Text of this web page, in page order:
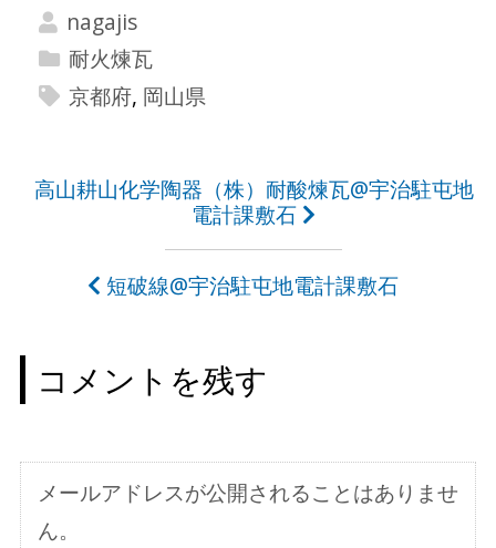
nagajis
耐火煉瓦
京都府, 岡山県
投
ゲ
ー
ョ
ン
高山耕山化学陶器（株）耐酸煉瓦@宇治駐屯地
電計課敷石
短破線@宇治駐屯地電計課敷石
コメントを残す
メールアドレスが公開されることはありませ
ん。